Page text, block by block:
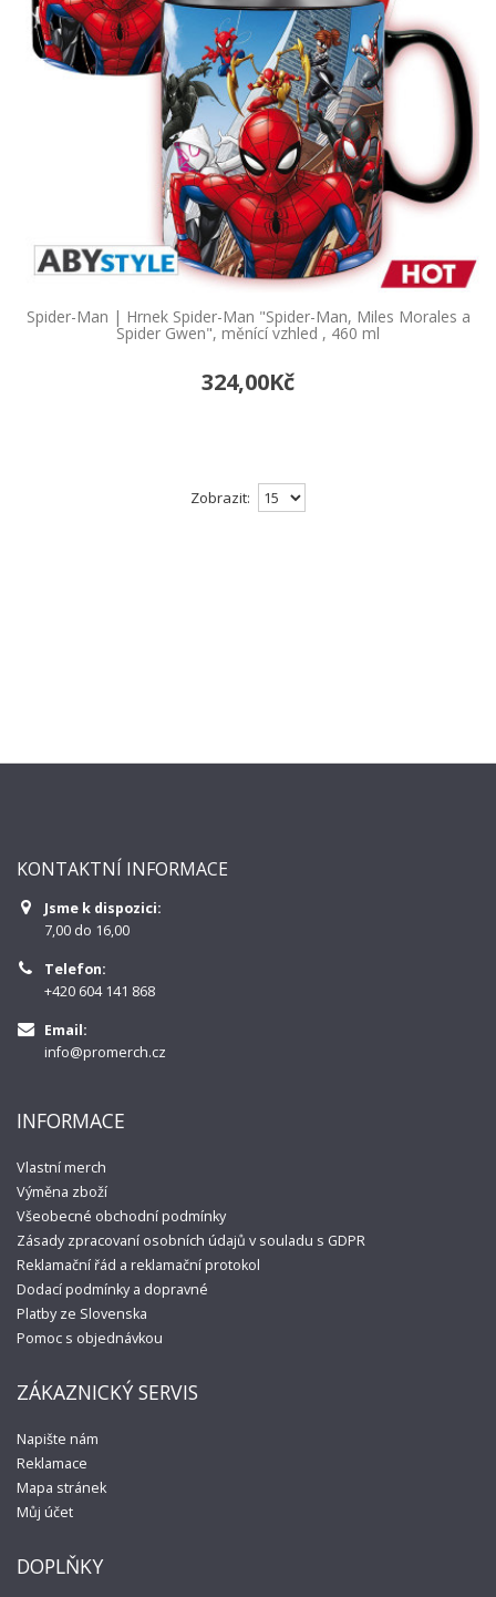
Spider-Man | Hrnek Spider-Man "Spider-Man, Miles Morales a
Spider Gwen", měnící vzhled , 460 ml
324,00Kč
Zobrazit:
KONTAKTNÍ INFORMACE
Jsme k dispozici:
7,00 do 16,00
Telefon:
+420 604 141 868
Email:
info@promerch.cz
INFORMACE
Vlastní merch
Výměna zboží
Všeobecné obchodní podmínky
Zásady zpracovaní osobních údajů v souladu s GDPR
Reklamační řád a reklamační protokol
Dodací podmínky a dopravné
Platby ze Slovenska
Pomoc s objednávkou
ZÁKAZNICKÝ SERVIS
Napište nám
Reklamace
Mapa stránek
Můj účet
DOPLŇKY